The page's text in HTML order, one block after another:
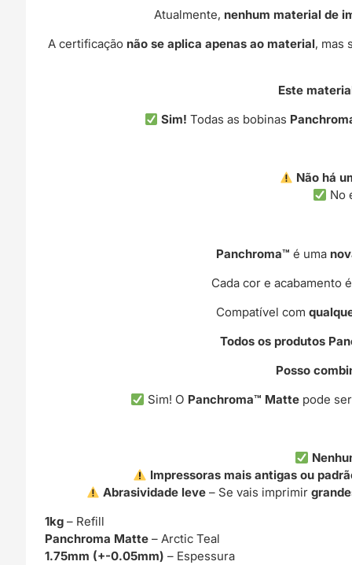
Atualmente, nenhum material de
A certificação não se aplica apenas ao material, mas
Este
Sim! Todas as bobinas
Não há
No
Panchroma™ é uma
Cada cor e acabamento
Compatível com
Todos os produtos
Posso
Sim! O Panchroma™ Mattepode
Impressoras mais antigas ou
Abrasividade leve – Se vais imprimir
1kg – Refill
Panchroma Matte– Arctic Teal
1.75mm (+-0.05mm)– Espessura